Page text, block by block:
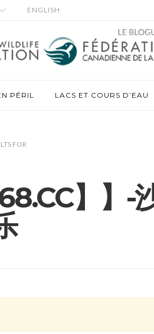
ENGLISH
PÉRIL LACS ET COURS D’EAU
FOR
】】-